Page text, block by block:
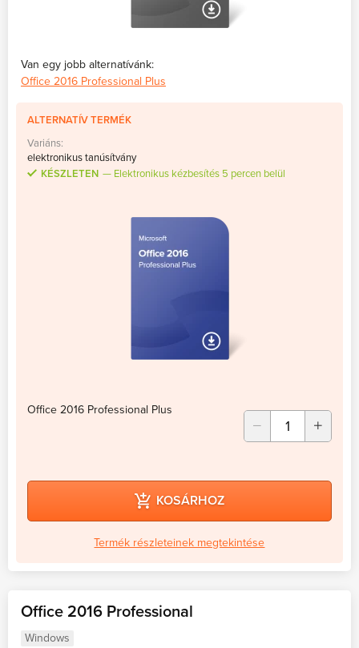
Van egy jobb alternatívánk:
Office 2016 Professional Plus
ALTERNATÍV TERMÉK
Variáns:
elektronikus tanúsítvány
KÉSZLETEN
Elektronikus kézbesítés 5 percen belül
Office 2016 Professional Plus
KOSÁRHOZ
Termék részleteinek megtekintése
Office 2016 Professional
Windows